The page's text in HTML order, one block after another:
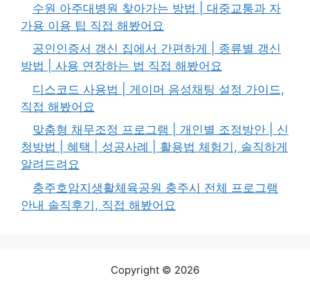
수원 아주대병원 찾아가는 방법 | 대중교통과 자
가용 이용 팁 직접 해봤어요
공인인증서 갱신 집에서 간편하게 | 종류별 갱신
방법 | 사용 연장하는 법 직접 해봤어요
디스코드 사용법 | 게이머 음성채팅 설정 가이드,
직접 해봤어요
맞춤형 채무조정 프로그램 | 개인별 조정방안 | 신
청방법 | 혜택 | 성공사례 | 활용법 체험기, 솔직하게
알려드려요
충주호암지생활체육공원 충주시 전체 프로그램
안내 솔직후기, 직접 해봤어요
Copyright © 2026